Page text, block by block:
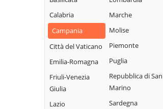
Castelvenere
Castelvetere in
Val Fortore
Cautano
Ceppaloni
Cerreto Sannita
Circello
Val Fortore
Montesarchio
Morcone
Paduli
Pago Veiano
Pannarano
Calabria
Campania
Città del Vaticano
Emilia-Romagna
Friuli-Venezia
Giulia
Lazio
Marche
Molise
Piemonte
Puglia
Repubblica di San
Marino
Sardegna